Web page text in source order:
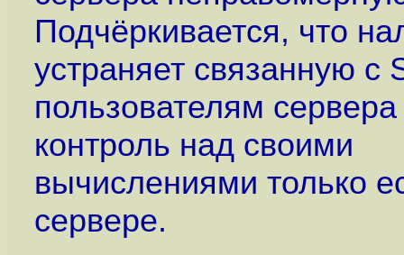
Подчёркивается, что
устраняет связанную с
пользователям
контроль над своими
вычислениями только
сервере.